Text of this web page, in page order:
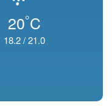
20°C
18.2/21.0